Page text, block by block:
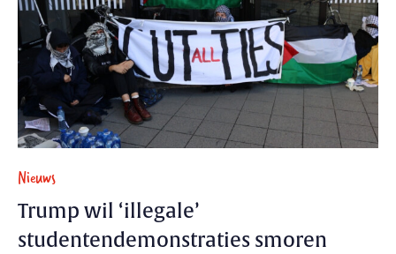
Nieuws
Trump wil ‘illegale’
studentendemonstraties smoren